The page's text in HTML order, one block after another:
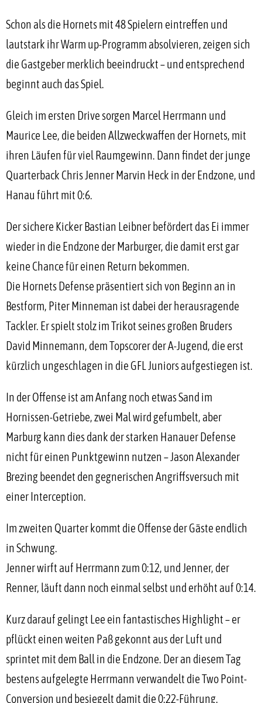
Schon als die Hornets mit 48 Spielern eintreffen und
lautstark ihr Warm up-Programm absolvieren, zeigen sich
die Gastgeber merklich beeindruckt – und entsprechend
beginnt auch das Spiel.
Gleich im ersten Drive sorgen Marcel Herrmann und
Maurice Lee, die beiden Allzweckwaffen der Hornets, mit
ihren Läufen für viel Raumgewinn. Dann findet der junge
Quarterback Chris Jenner Marvin Heck in der Endzone, und
Hanau führt mit 0:6.
Der sichere Kicker Bastian Leibner befördert das Ei immer
wieder in die Endzone der Marburger, die damit erst gar
keine Chance für einen Return bekommen.
Die Hornets Defense präsentiert sich von Beginn an in
Bestform, Piter Minneman ist dabei der herausragende
Tackler. Er spielt stolz im Trikot seines großen Bruders
David Minnemann, dem Topscorer der A-Jugend, die erst
kürzlich ungeschlagen in die GFL Juniors aufgestiegen ist.
In der Offense ist am Anfang noch etwas Sand im
Hornissen-Getriebe, zwei Mal wird gefumbelt, aber
Marburg kann dies dank der starken Hanauer Defense
nicht für einen Punktgewinn nutzen – Jason Alexander
Brezing beendet den gegnerischen Angriffsversuch mit
einer Interception.
Im zweiten Quarter kommt die Offense der Gäste endlich
in Schwung.
Jenner wirft auf Herrmann zum 0:12, und Jenner, der
Renner, läuft dann noch einmal selbst und erhöht auf 0:14.
Kurz darauf gelingt Lee ein fantastisches Highlight – er
pflückt einen weiten Paß gekonnt aus der Luft und
sprintet mit dem Ball in die Endzone. Der an diesem Tag
bestens aufgelegte Herrmann verwandelt die Two Point-
Conversion und besiegelt damit die 0:22-Führung.